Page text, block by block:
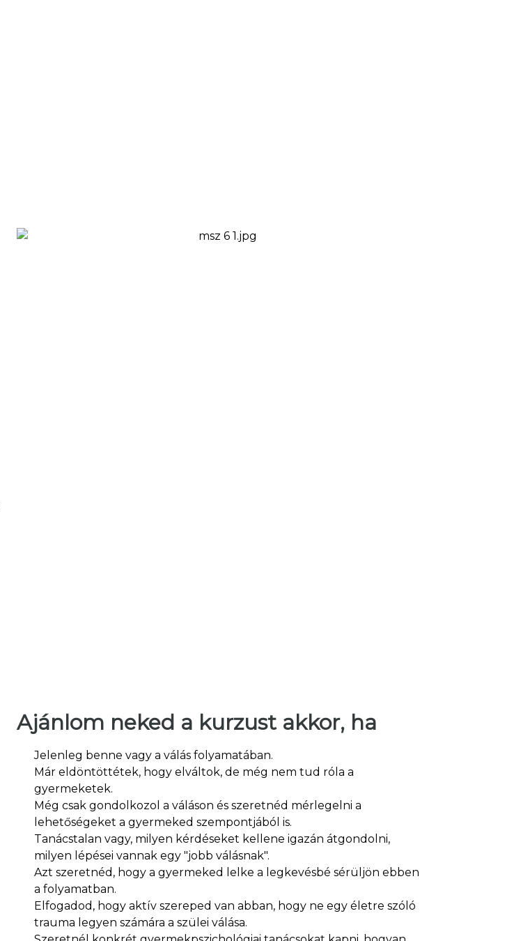
Ajánlom neked a kurzust akkor, ha
Jelenleg benne vagy a válás folyamatában.
Már eldöntöttétek, hogy elváltok, de még nem tud róla a
gyermeketek.
Még csak gondolkozol a váláson és szeretnéd mérlegelni a
lehetőségeket a gyermeked szempontjából is.
Tanácstalan vagy, milyen kérdéseket kellene igazán átgondolni,
milyen lépései vannak egy "jobb válásnak".
Azt szeretnéd, hogy a gyermeked lelke a legkevésbé sérüljön ebben
a folyamatban.
Elfogadod, hogy aktív szereped van abban, hogy ne egy életre szóló
trauma legyen számára a szülei válása.